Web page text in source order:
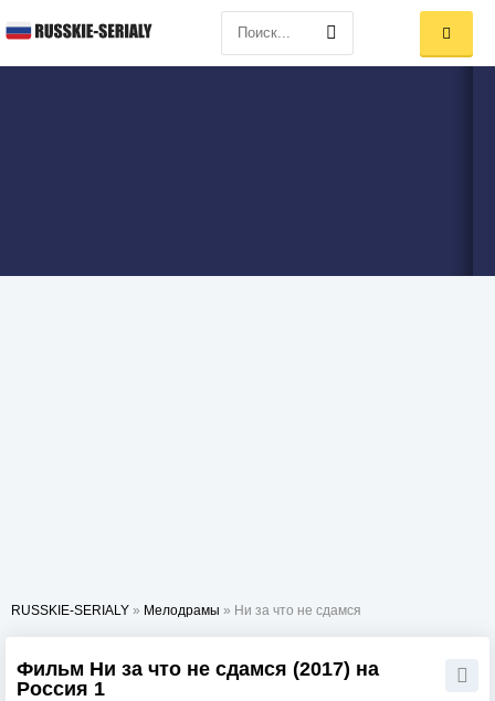
RUSSKIE-SERIALY » Мелодрамы » Ни за что не сдамся
Фильм Ни за что не сдамся (2017) на
Россия 1